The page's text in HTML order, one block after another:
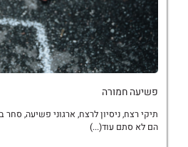
פשיעה חמורה
תיקי רצח, ניסיון לרצח, ארגוני פשיעה,
הם לא סתם עוד(...)